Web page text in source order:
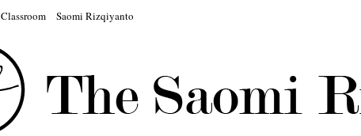
Classroom Saomi Rizqiyanto